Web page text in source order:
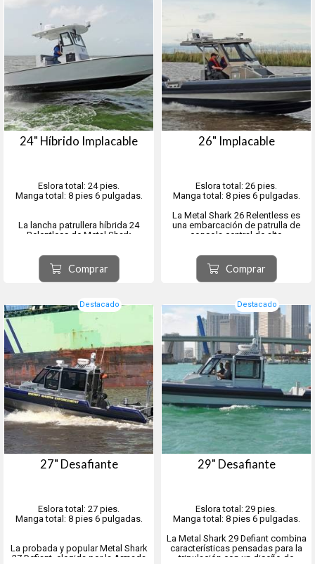
24" Híbrido Implacable
Eslora total: 24 pies.
Manga total: 8 pies 6 pulgadas.
La lancha patrullera híbrida 24
Relentless de Metal Shark
de una embarcación de patrulla
policial diseñada específicamente
para misiones concretas.
Esta plataforma versátil y
Comprar
26" Implacable
Eslora total: 26 pies.
Manga total: 8 pies 6 pulgadas.
La Metal Shark 26 Relentless es
una embarcación de patrulla de
consola central de alto
aluminio soldado, con una
disposición moderna y cómoda
para la tripulación, diseñada
pensando en las misiones de
Comprar
Destacado
27" Desafiante
Eslora total: 27 pies.
Manga total: 8 pies 6 pulgadas.
La probada y popular Metal Shark
27 Defiant, elegida por la Armada
Destacado
29" Desafiante
Eslora total: 29 pies.
Manga total: 8 pies 6 pulgadas.
La Metal Shark 29 Defiant combina
características pensadas para la
tripulación con un diseño de